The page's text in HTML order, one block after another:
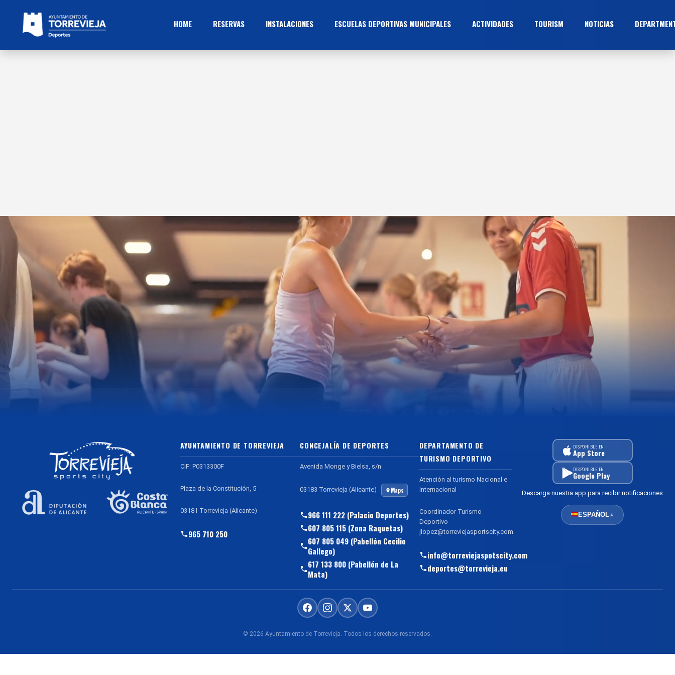
HOME RESERVAS INSTALACIONES ESCUELAS DEPORTIVAS MUNICIPALES ACTIVIDADES TOURISM NOTICIAS
AYUNTAMIENTO DE TORREVIEJA
CIF: P0313300F
Plaza de la Constitución, 5
03181 Torrevieja (Alicante)
965 710 250
CONCEJALÍA DE DEPORTES
Avenida Monge y Bielsa, s/n
03183 Torrevieja (Alicante) Maps
966 111 222 (Palacio Deportes)
607 805 115 (Zona Raquetas)
607 805 049 (Pabellón Cecilio
Gallego)
617 133 800 (Pabellón de La
Mata)
DEPARTAMENTO DE
TURISMO DEPORTIVO
Atención al turismo Nacional e
Internacional
Coordinador Turismo
Deportivo
jlopez@torreviejasportscity.com
info@torreviejaspotscity.com
deportes@torrevieja.eu
DISPONIBLE EN
App Store
DISPONIBLE EN
Google Play
Descarga nuestra app para recibir notificaciones
ESPAÑOL▲
© 2026 Ayuntamiento de Torrevieja. Todos los derechos reservados.